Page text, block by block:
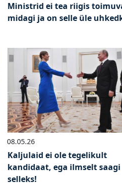
Ministrid ei tea riigis
midagi ja on selle üle
08.05.26
Kaljulaid ei ole tegelikult
kandidaat, ega ilmselt saagi
selleks!